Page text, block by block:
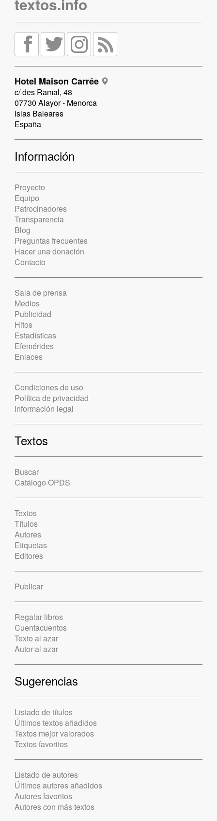
textos.info
Hotel Maison Carrée
c/ des Ramal, 48
07730 Alayor - Menorca
Islas Baleares
España
Información
Proyecto
Equipo
Patrocinadores
Transparencia
Blog
Preguntas frecuentes
Hacer una donación
Contacto
Sala de prensa
Medios
Publicidad
Hitos
Estadísticas
Efemérides
Enlaces
Condiciones de uso
Política de privacidad
Información legal
Textos
Buscar
Catálogo OPDS
Textos
Títulos
Autores
Etiquetas
Editores
Publicar
Regalar libros
Cuentacuentos
Texto al azar
Autor al azar
Sugerencias
Listado de títulos
Últimos textos añadidos
Textos mejor valorados
Textos favoritos
Listado de autores
Últimos autores añadidos
Autores favoritos
Autores con más textos